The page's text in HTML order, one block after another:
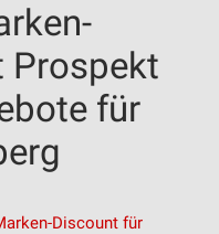
Prospekt
für
Discount für